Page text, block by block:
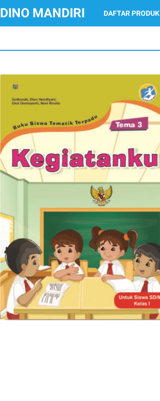
DINO MANDIRI DAFTAR PRODUK